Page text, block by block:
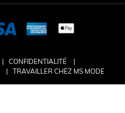
CONFIDENTIALITÉ
TRAVAILLER CHEZ MS MODE